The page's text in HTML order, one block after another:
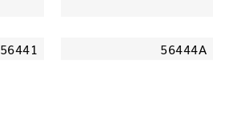
56441 56444A